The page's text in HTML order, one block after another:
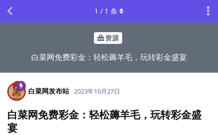
资源
白菜网免费彩金：轻松薅羊毛，玩转彩金盛宴
1 / 1 条
白菜网发布站 2023年10月27日
白菜网免费彩金：轻松薅羊毛，玩转彩金盛
宴